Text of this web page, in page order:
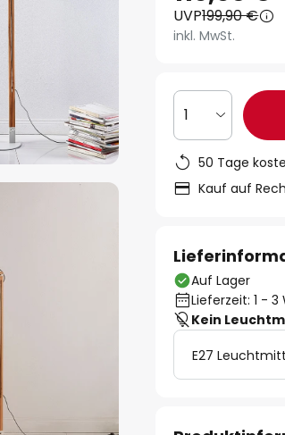
UVP199,90 €
inkl. MwSt.
1
50 Tage
Kauf auf
Auf Lager
Lieferzeit: 1 - 3
Kein
E27